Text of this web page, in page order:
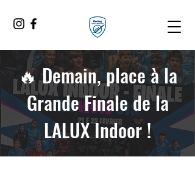
🔥 Demain, place à la
Grande Finale de la
LALUX Indoor !